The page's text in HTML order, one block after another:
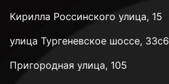
Кирилла Россинского улица, 15
улица Тургеневское шоссе, 33с6
Пригородная улица, 105